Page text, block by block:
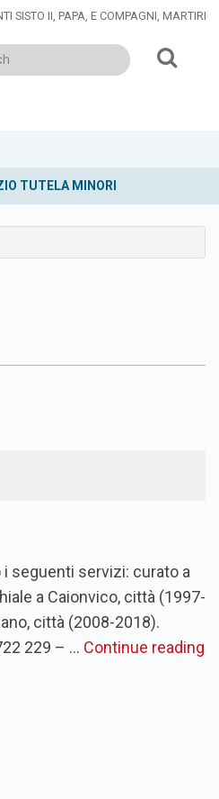
SISTO II, PAPA, E COMPAGNI, MARTIRI
TUTELA MINORI
i seguenti servizi: curato a
a Caionvico, città (1997-
città (2008-2018).
229 – … Continue reading